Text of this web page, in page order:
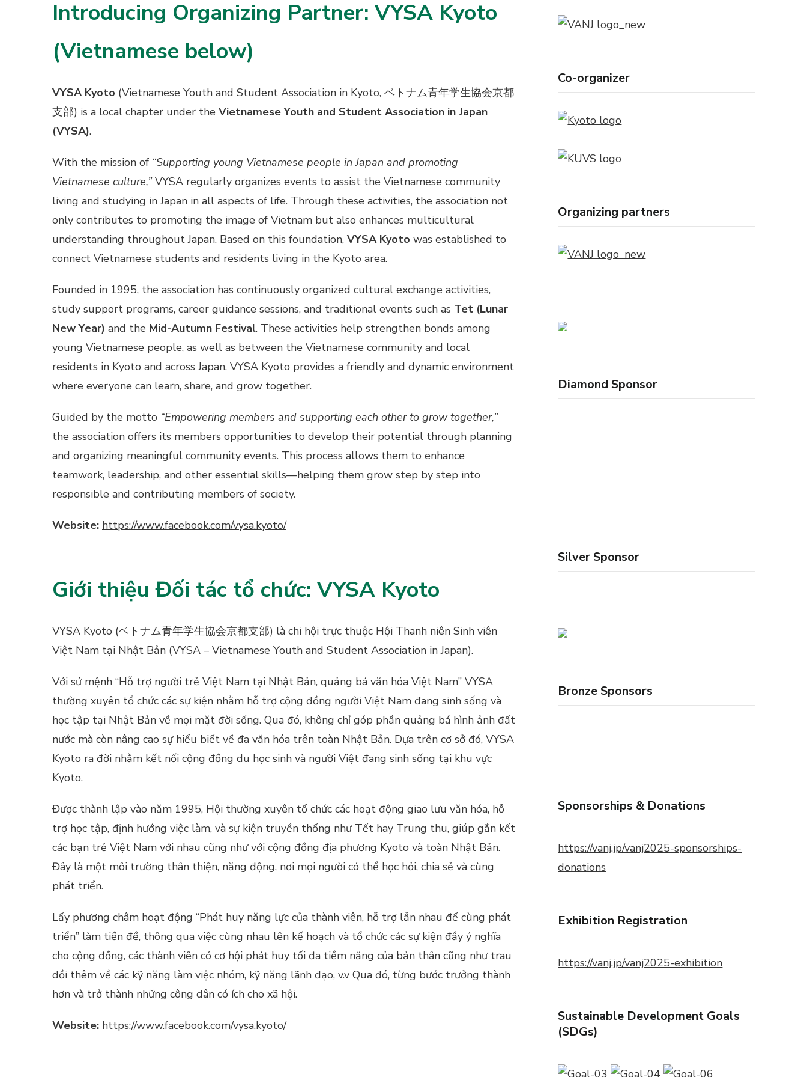
Introducing Organizing Partner: VYSA Kyoto
(Vietnamese below)
VYSA Kyoto (Vietnamese Youth and Student Association in Kyoto, ベトナム青年学生協会京都
支部) is a local chapter under the Vietnamese Youth and Student Association in Japan
(VYSA).
With the mission of “Supporting young Vietnamese people in Japan and promoting
Vietnamese culture,”VYSA regularly organizes events to assist the Vietnamese community
living and studying in Japan in all aspects of life. Through these activities, the association not
only contributes to promoting the image of Vietnam but also enhances multicultural
understanding throughout Japan. Based on this foundation, VYSA Kyoto was established to
connect Vietnamese students and residents living in the Kyoto area.
Founded in 1995, the association has continuously organized cultural exchange activities,
study support programs, career guidance sessions, and traditional events such as Tet (Lunar
New Year) and the Mid-Autumn Festival. These activities help strengthen bonds among
young Vietnamese people, as well as between the Vietnamese community and local
residents in Kyoto and across Japan. VYSA Kyoto provides a friendly and dynamic environment
where everyone can learn, share, and grow together.
Guided by the motto “Empowering members and supporting each other to grow together,”
the association offers its members opportunities to develop their potential through planning
and organizing meaningful community events. This process allows them to enhance
teamwork, leadership, and other essential skills—helping them grow step by step into
responsible and contributing members of society.
Website: https://www.facebook.com/vysa.kyoto/
Giới thiệu Đối tác tổ chức: VYSA Kyoto
VYSA Kyoto (ベトナム青年学生協会京都支部) là chi hội trực thuộc Hội Thanh niên Sinh viên
Việt Nam tại Nhật Bản (VYSA – Vietnamese Youth and Student Association in Japan).
Với sứ mệnh “Hỗ trợ người trẻ Việt Nam tại Nhật Bản, quảng bá văn hóa Việt Nam” VYSA
thường xuyên tổ chức các sự kiện nhằm hỗ trợ cộng đồng người Việt Nam đang sinh sống và
học tập tại Nhật Bản về mọi mặt đời sống. Qua đó, không chỉ góp phần quảng bá hình ảnh đất
nước mà còn nâng cao sự hiểu biết về đa văn hóa trên toàn Nhật Bản. Dựa trên cơ sở đó, VYSA
Kyoto ra đời nhằm kết nối cộng đồng du học sinh và người Việt đang sinh sống tại khu vực
Kyoto.
Được thành lập vào năm 1995, Hội thường xuyên tổ chức các hoạt động giao lưu văn hóa, hỗ
trợ học tập, định hướng việc làm, và sự kiện truyền thống như Tết hay Trung thu, giúp gắn kết
các bạn trẻ Việt Nam với nhau cũng như với cộng đồng địa phương Kyoto và toàn Nhật Bản.
Đây là một môi trường thân thiện, năng động, nơi mọi người có thể học hỏi, chia sẻ và cùng
phát triển.
Lấy phương châm hoạt động “Phát huy năng lực của thành viên, hỗ trợ lẫn nhau để cùng phát
triển” làm tiền đề, thông qua việc cùng nhau lên kế hoạch và tổ chức các sự kiện đầy ý nghĩa
cho cộng đồng, các thành viên có cơ hội phát huy tối đa tiềm năng của bản thân cũng như trau
dồi thêm về các kỹ năng làm việc nhóm, kỹ năng lãnh đạo, v.v Qua đó, từng bước trưởng thành
hơn và trở thành những công dân có ích cho xã hội.
Website: https://www.facebook.com/vysa.kyoto/
Co-organizer
Organizing partners
Diamond Sponsor
Silver Sponsor
Bronze Sponsors
Sponsorships & Donations
https://vanj.jp/vanj2025-sponsorships-
donations
Exhibition Registration
https://vanj.jp/vanj2025-exhibition
Sustainable Development Goals
(SDGs)